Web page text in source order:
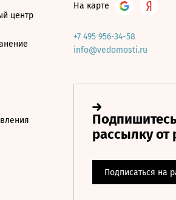
центр
На карте
+7 495 956-34-58
info@vedomosti.ru